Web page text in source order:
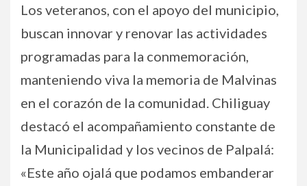
Los veteranos, con el apoyo del municipio,
buscan innovar y renovar las actividades
programadas para la conmemoración,
manteniendo viva la memoria de Malvinas
en el corazón de la comunidad. Chiliguay
destacó el acompañamiento constante de
la Municipalidad y los vecinos de Palpalá:
«Este año ojalá que podamos embanderar